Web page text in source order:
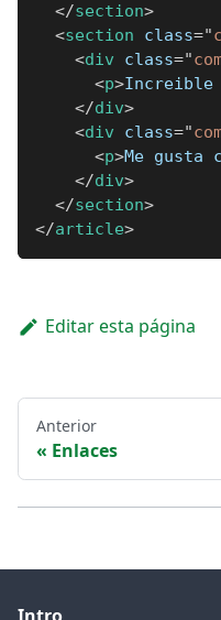
</section>
<section class="
<div class="
<p>Increible
</div>
<div class="
<p>Me gusta
</div>
</section>
</article>
Editar esta página
Anterior
Enlaces